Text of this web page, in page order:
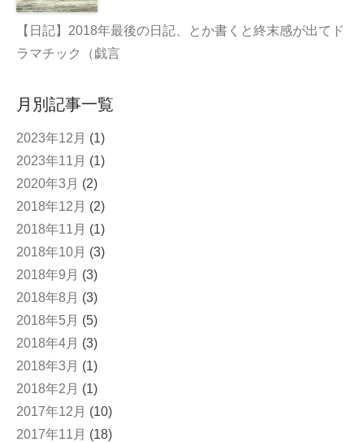
【日記】2018年最後の日記、とか書くと終末感が出てド
ラマチック（戯言
月別記事一覧
2023年12月 (1)
2023年11月 (1)
2020年3月 (2)
2018年12月 (2)
2018年11月 (1)
2018年10月 (3)
2018年9月 (3)
2018年8月 (3)
2018年5月 (5)
2018年4月 (3)
2018年3月 (1)
2018年2月 (1)
2017年12月 (10)
2017年11月 (18)